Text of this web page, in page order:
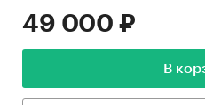
49 000 ₽
В